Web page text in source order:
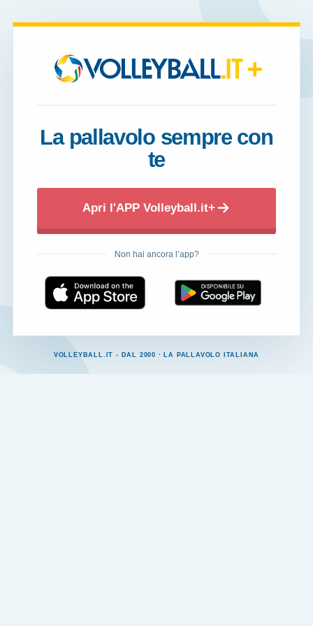
+
La pallavolo sempre con
te
Apri l'APP Volleyball.it+
Non hai ancora l’app?
VOLLEYBALL.IT - DAL 2000 · LA PALLAVOLO ITALIANA